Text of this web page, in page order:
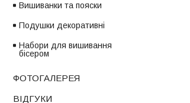
Вишиванки та пояски
Подушки декоративні
Набори для вишивання
бісером
ФОТОГАЛЕРЕЯ
ВІДГУКИ